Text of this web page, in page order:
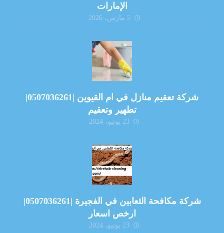
الإمارات
5 مارس، 2026
شركة تعقيم منازل في ام القيوين |0507036261|
تطهير وتعقيم
23 يونيو، 2024
شركة مكافحة الثعابين في الفجيرة |0507036261|
ارخص اسعار
23 يونيو، 2024